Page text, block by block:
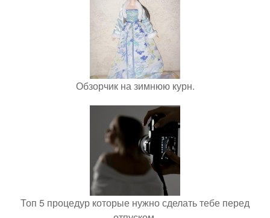
Обзорчик на зимнюю курн.
Топ 5 процедур которые нужно сделать тебе перед